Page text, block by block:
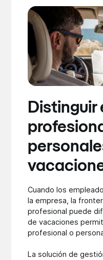
Distinguir
Cuando los
la empresa, la
profesional puede
de vacaciones
profesional o
La solución de